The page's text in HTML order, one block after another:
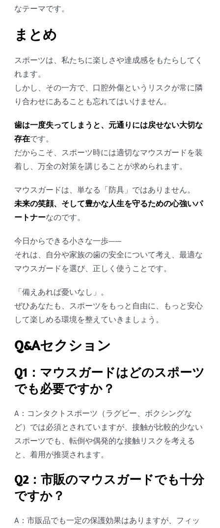
なテーマです。
まとめ
スポーツは、私たちに楽しさや達成感をもたらしてく
れます。
しかし、その一方で、口腔外傷というリスクが常に隣
り合わせにあることも忘れてはいけません。
歯は一度失ってしまうと、元通りには戻せない大切な
存在です。
だからこそ、スポーツ時には適切なマウスガードを装
着し、万全の対策を講じることが求められます。
マウスガードは、単なる「防具」ではありません。
未来の笑顔、そして豊かな人生を守るための心強いパ
ートナーなのです。
今日からできる小さな一歩――
それは、自分や家族の歯の安全について考え、最適な
マウスガードを選び、正しく使うことです。
「備えあれば憂いなし」。
ぜひあなたも、スポーツをもっと自由に、もっと安心
して楽しめる環境を整えていきましょう。
Q&Aセクション
Q1：マウスガードはどのスポーツ
でも必要ですか？
A：コンタクトスポーツ（ラグビー、ボクシングな
ど）では必須とされていますが、接触が比較的少ない
スポーツでも、転倒や偶発的な接触リスクを考える
と、着用が推奨されます。
Q2：市販のマウスガードでも十分
ですか？
A：市販品でも一定の保護効果はありますが、フィッ